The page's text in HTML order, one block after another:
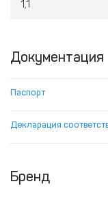
1,1
Документация
Паспорт
Декларация
Бренд